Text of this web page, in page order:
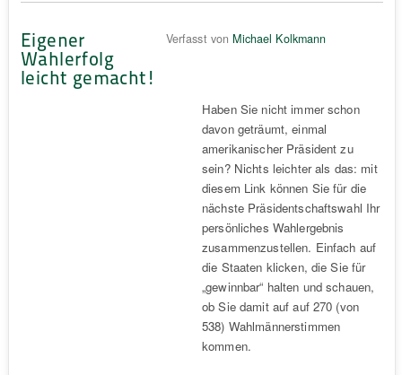
Eigener
Wahlerfolg
leicht gemacht!
Verfasst von Michael Kolkmann
Haben Sie nicht immer schon
davon geträumt, einmal
amerikanischer Präsident zu
sein? Nichts leichter als das: mit
diesem Link können Sie für die
nächste Präsidentschaftswahl Ihr
persönliches Wahlergebnis
zusammenzustellen. Einfach auf
die Staaten klicken, die Sie für
„gewinnbar“ halten und schauen,
ob Sie damit auf auf 270 (von
538) Wahlmännerstimmen
kommen.